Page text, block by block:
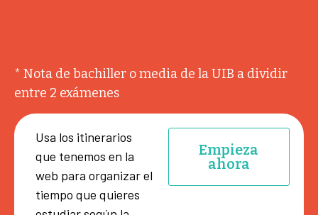
* Nota de bachiller o media de la UIB a dividir
entre 2 exámenes
Usa los itinerarios
que tenemos en la
web para organizar el
tiempo que quieres
Empieza
ahora